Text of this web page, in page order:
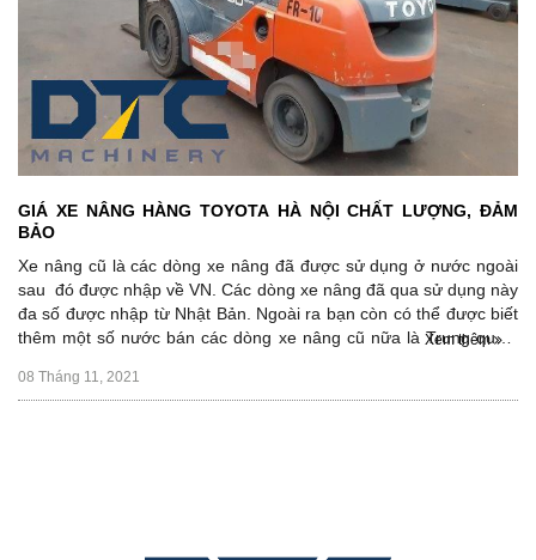
GIÁ XE NÂNG HÀNG TOYOTA HÀ NỘI CHẤT LƯỢNG, ĐẢM
BẢO
Xe nâng cũ là các dòng xe nâng đã được sử dụng ở nước ngoài
sau đó được nhập về VN. Các dòng xe nâng đã qua sử dụng này
đa số được nhập từ Nhật Bản. Ngoài ra bạn còn có thể được biết
thêm một số nước bán các dòng xe nâng cũ nữa là Trung quốc,
08 Tháng 11, 2021
Xem thêm